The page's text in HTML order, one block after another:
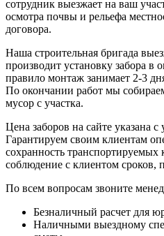
сотрудник выезжает на ваш
осмотра почвы и рельефа
договора.
Наша строительная бригада
производит установку забора в
правило монтаж занимает 2-3
По окончании работ мы
мусор с участка.
Цена заборов на сайте указана
Гарантируем своим клиентам
сохранность транспортируемых
соблюдение с клиентом сроков,
По всем вопросам звоните
Безналичный расчет для
Наличными выездному